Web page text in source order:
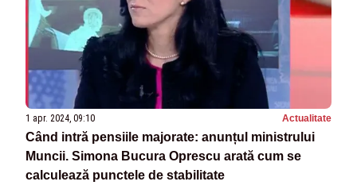
1 apr. 2024, 09:10 Actualitate
Când intră pensiile majorate: anunțul ministrului
Muncii. Simona Bucura Oprescu arată cum se
calculează punctele de stabilitate